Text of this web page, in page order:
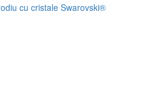
cu cristale Swarovski®